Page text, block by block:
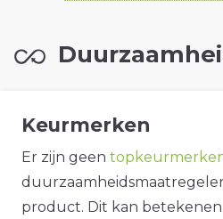
Keurmerken
Er zijn geen
product. Dit kan